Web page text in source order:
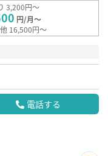
3,200円～
円/月～
16,500円～
電話する